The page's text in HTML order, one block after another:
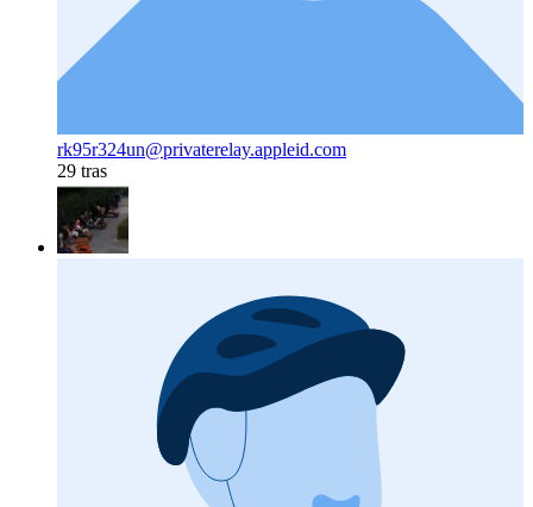
rk95r324un@privaterelay.appleid.com
29 tras